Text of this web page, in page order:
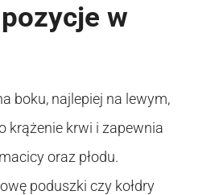
w
boku, najlepiej na lewym,
krążenie krwi i zapewnia
oraz płodu.
poduszki czy kołdry